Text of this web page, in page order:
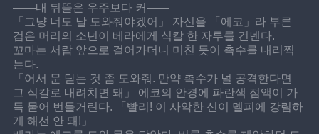
——내 뒤뜰은 우주보다 커——
「그냥 너도 날 도와줘야겠어」 자신을 「에코」라 부른
검은 머리의 소년이 베라에게 식칼 한 자루를 건넨다.
꼬마는 서랍 앞으로 걸어가더니 미친 듯이 촉수를 내리찍
는다.
「어서 문 닫는 것 좀 도와줘. 만약 촉수가 널 공격한다면
그 식칼로 내려치면 돼」 에코의 안경에 파란색 점액이 가
득 묻어 번들거린다. 「빨리! 이 사악한 신이 델피에 강림하
게 해선 안 돼!」